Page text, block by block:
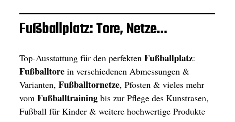
Fußballplatz: Tore, Netze…
Top-Ausstattung für den perfektenFußballplatz:
Fußballtore in verschiedenen Abmessungen &
Varianten,Fußballtornetze, Pfosten & vieles mehr
vomFußballtraining bis zur Pflege des Kunstrasen,
Fußball für Kinder & weitere hochwertige Produkte